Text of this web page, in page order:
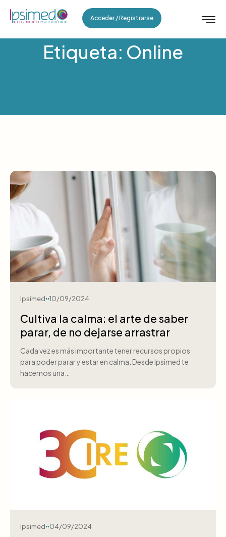
Acceder / Registrarse
Etiqueta: Online
Ipsimed 10/09/2024
Cultiva la calma: el arte de saber
parar, de no dejarse arrastrar
Cada vez es más importante tener recursos propios
para poder parar y estar en calma. Desde Ipsimed te
hacemos una…
Ipsimed 04/09/2024